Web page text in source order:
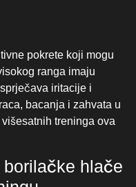
hlače
komad tkanine –
pratiti svaki
mobilnost zgloba
shorts imaju
koji omogućavaju